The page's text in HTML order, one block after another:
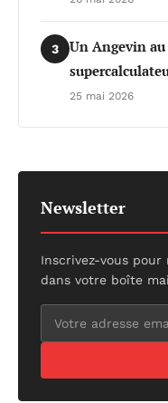
3
Un Angevin au
25 mai 2026
Newsletter
Inscrivez-vous
dans votre boîte